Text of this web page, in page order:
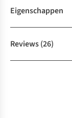
Eigenschappen
Reviews(26)